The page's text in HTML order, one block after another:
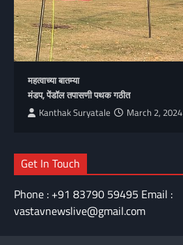
महत्वाच्या बातम्या
मंडप, पेंडॉल तपासणी पथक गठीत
Kanthak Suryatale March 2, 2024
Get In Touch
Phone : +91 83790 59495 Email :
vastavnewslive@gmail.com